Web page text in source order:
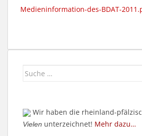
Medieninformation-des-BDAT-
Suche
Wir haben die rheinland-
Vielen unterzeichnet! Mehr dazu…